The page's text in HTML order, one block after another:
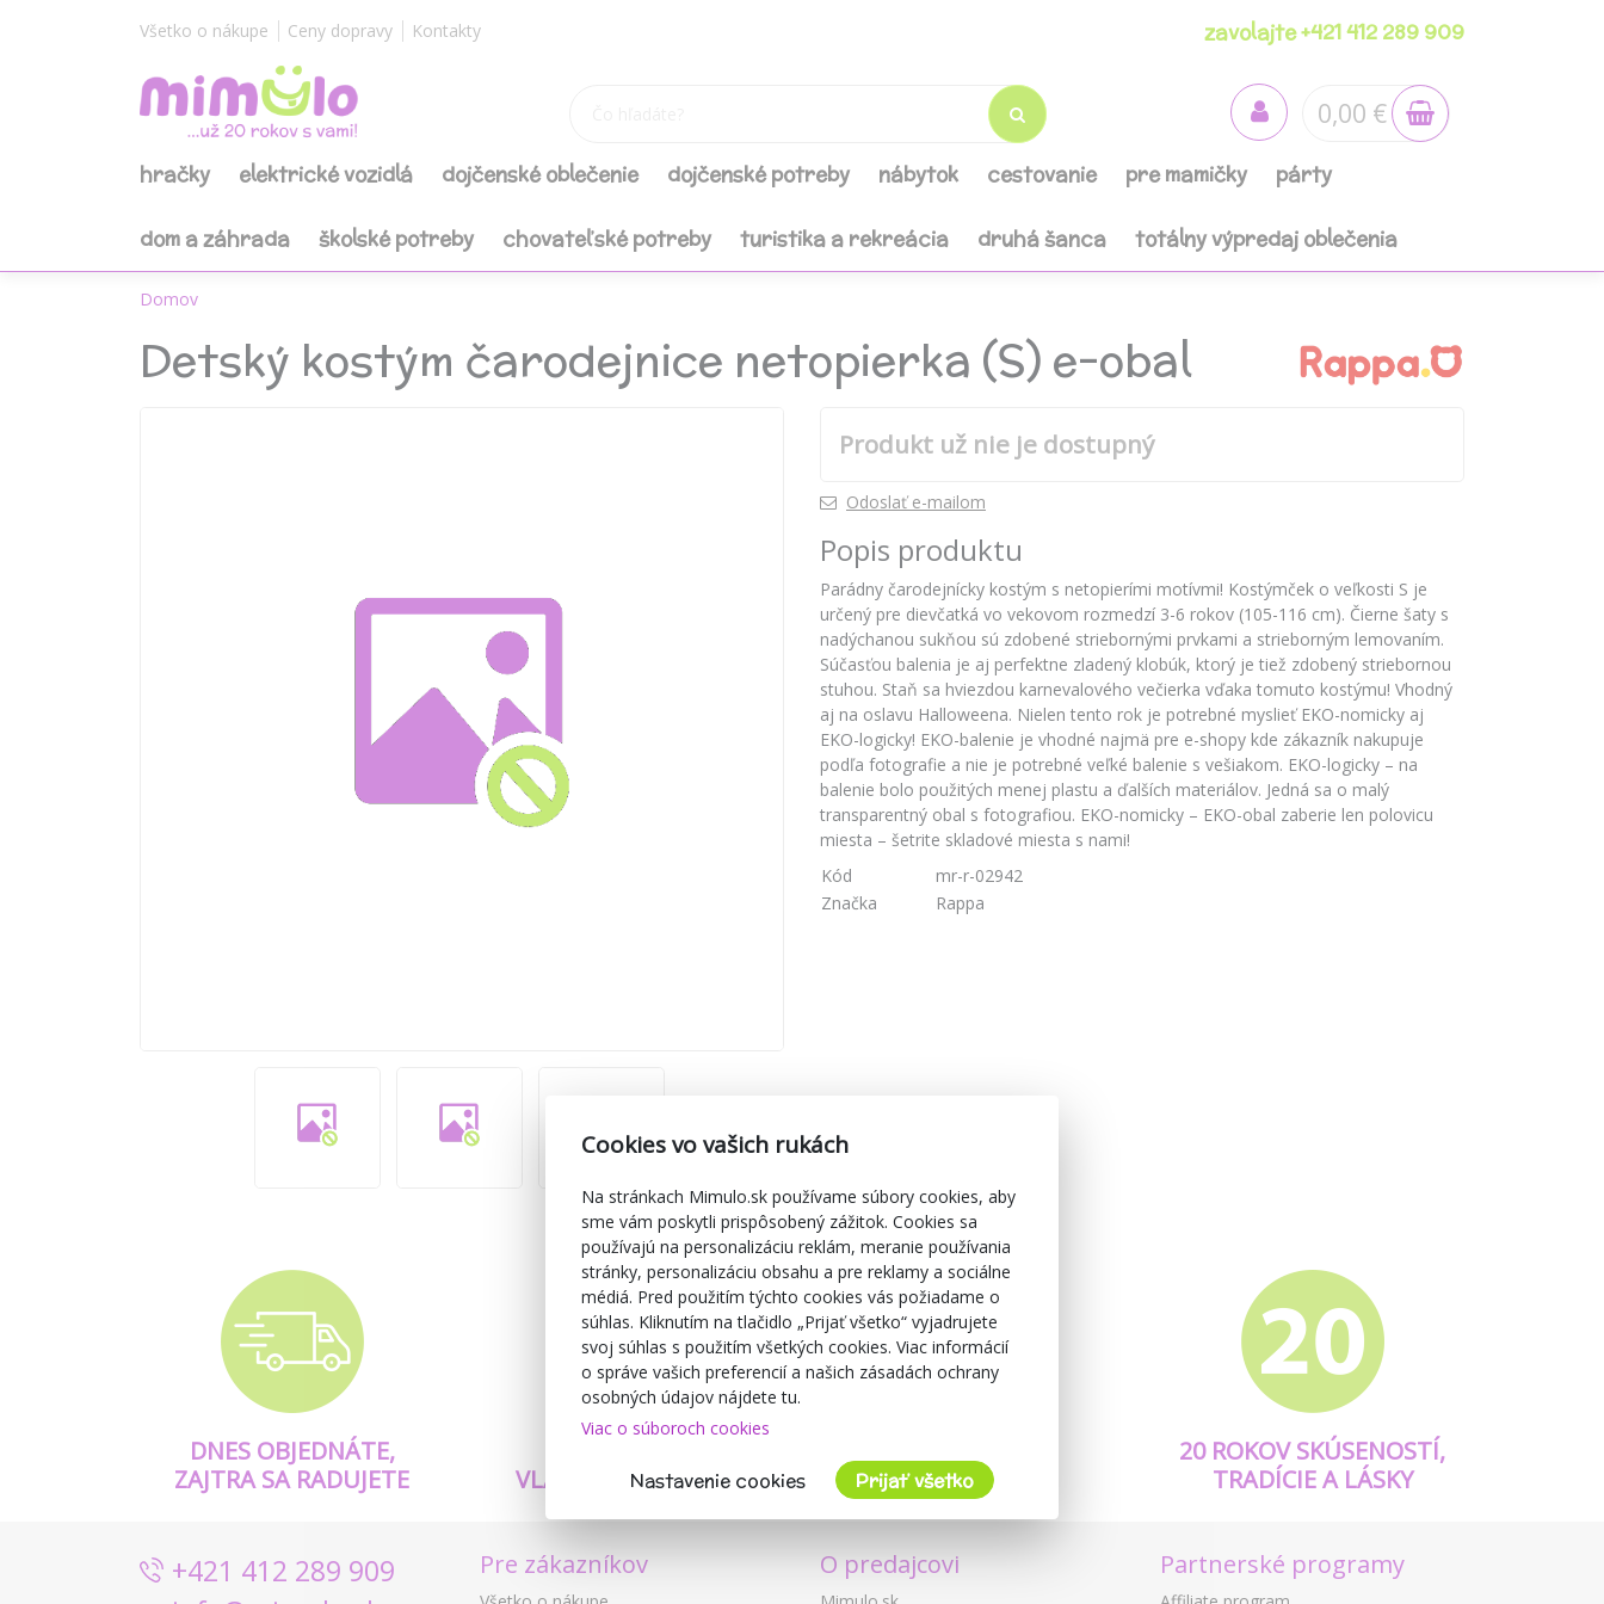
Všetko o nákupe Ceny dopravy Kontakty zavolajte +421 412 289 909
0,00 €
hračky elektrické vozidlá dojčenské oblečenie dojčenské potreby nábytok cestovanie pre mamičky párty
dom a záhrada školské potreby chovateľské potreby turistika a rekreácia druhá šanca totálny výpredaj oblečenia
Domov
Detský kostým čarodejnice netopierka (S) e-obal
Produkt už nie je dostupný
Odoslať e-mailom
Popis produktu
Parádny čarodejnícky kostým s netopierími motívmi! Kostýmček o veľkosti S je
určený pre dievčatká vo vekovom rozmedzí 3-6 rokov (105-116 cm). Čierne šaty s
nadýchanou sukňou sú zdobené striebornými prvkami a strieborným lemovaním.
Súčasťou balenia je aj perfektne zladený klobúk, ktorý je tiež zdobený striebornou
stuhou. Staň sa hviezdou karnevalového večierka vďaka tomuto kostýmu! Vhodný
aj na oslavu Halloweena. Nielen tento rok je potrebné myslieť EKO-nomicky aj
EKO-logicky! EKO-balenie je vhodné najmä pre e-shopy kde zákazník nakupuje
podľa fotografie a nie je potrebné veľké balenie s vešiakom. EKO-logicky – na
balenie bolo použitých menej plastu a ďalších materiálov. Jedná sa o malý
transparentný obal s fotografiou. EKO-nomicky – EKO-obal zaberie len polovicu
miesta – šetrite skladové miesta s nami!
Kód
mr-r-02942
Značka
Rappa
DNES OBJEDNÁTE,
ZAJTRA SA RADUJETE
VLASTNÉ PRODUKTY
A KVALITA
20 ROKOV SKÚSENOSTÍ,
TRADÍCIE A LÁSKY
+421 412 289 909
Pre zákazníkov O predajcovi Partnerské programy
Cookies vo vašich rukách
Na stránkach Mimulo.sk používame súbory cookies, aby
sme vám poskytli prispôsobený zážitok. Cookies sa
používajú na personalizáciu reklám, meranie používania
stránky, personalizáciu obsahu a pre reklamy a sociálne
médiá. Pred použitím týchto cookies vás požiadame o
súhlas. Kliknutím na tlačidlo „Prijať všetko“ vyjadrujete
svoj súhlas s použitím všetkých cookies. Viac informácií
o správe vašich preferencií a našich zásadách ochrany
osobných údajov nájdete tu.
Viac o súboroch cookies
Nastavenie cookies Prijať všetko